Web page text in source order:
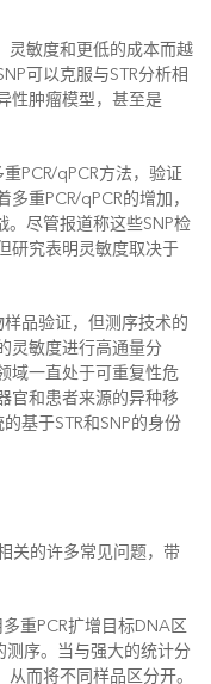
灵敏度和更低的成本而越
可以克服与STR分析相
性肿瘤模型，甚至是
PCR/qPCR方法，验证
重PCR/qPCR的增加，
。尽管报道称这些SNP检
研究表明灵敏度取决于
样品验证，但测序技术的
灵敏度进行高通量分
域一直处于可重复性危
官和患者来源的异种移
基于STR和SNP的身份
关的许多常见问题，带
重PCR扩增目标DNA区
测序。当与强大的统计分
而将不同样品区分开。